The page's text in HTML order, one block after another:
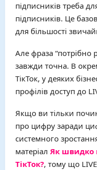
підписників треба
підписників. Це
для більшості
Але фраза “потрібно
завжди точна. В
ТікТок, у деяких
профілів доступ до
Якщо ви тільки
про цифру заради
системного
матеріал Як швидко
ТікТок?, тому що LIVE